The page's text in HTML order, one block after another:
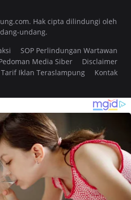
Hak cipta dilindungi oleh
undang.
SOP Perlindungan Wartawan
Media Siber
Disclaimer
Tarif Iklan Teraslampung
Kontak